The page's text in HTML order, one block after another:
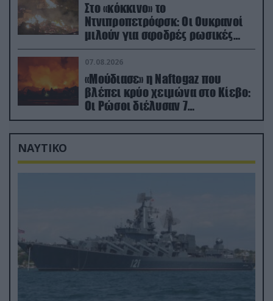
Στο «κόκκινο» το
Ντνιπροπετρόφσκ: Οι Ουκρανοί
μιλούν για σφοδρές ρωσικές
επιθέσεις σε όλη την επικράτεια
07.08.2026
«Μούδιασε» η Naftogaz που
βλέπει κρύο χειμώνα στο Κίεβο:
Οι Ρώσοι διέλυσαν 7
εγκαταστάσεις του ουκρανικού
κολοσσού!
ΝΑΥΤΙΚΟ